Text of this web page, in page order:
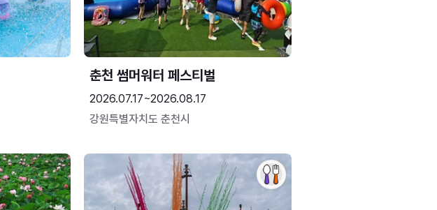
춘천 썸머워터 페스티벌
2026.07.17~2026.08.17
강원특별자치도 춘천시